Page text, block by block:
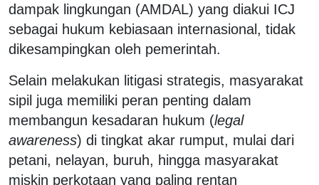
dampak lingkungan (AMDAL) yang diakui ICJ
sebagai hukum kebiasaan internasional, tidak
dikesampingkan oleh pemerintah.
Selain melakukan litigasi strategis, masyarakat
sipil juga memiliki peran penting dalam
membangun kesadaran hukum (legal
awareness) di tingkat akar rumput, mulai dari
petani, nelayan, buruh, hingga masyarakat
miskin perkotaan yang paling rentan